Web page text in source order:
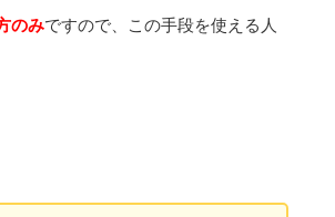
のみですので、この手段を使える人